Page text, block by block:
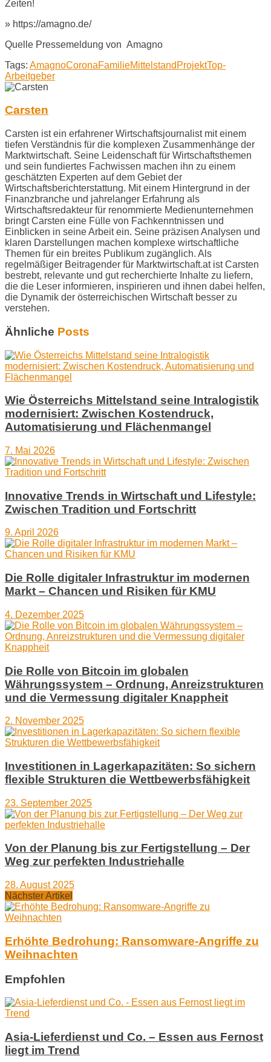
Zeiten!
» https://amagno.de/
Quelle Pressemeldung von Amagno
Tags: AmagnoCoronaFamilieMittelstand ProjektTop-
Arbeitgeber
Carsten
Carsten ist ein erfahrener Wirtschaftsjournalist mit einem
tiefen Verständnis für die komplexen Zusammenhänge der
Marktwirtschaft. Seine Leidenschaft für Wirtschaftsthemen
und sein fundiertes Fachwissen machen ihn zu einem
geschätzten Experten auf dem Gebiet der
Wirtschaftsberichterstattung. Mit einem Hintergrund in der
Finanzbranche und jahrelanger Erfahrung als
Wirtschaftsredakteur für renommierte Medienunternehmen
bringt Carsten eine Fülle von Fachkenntnissen und
Einblicken in seine Arbeit ein. Seine präzisen Analysen und
klaren Darstellungen machen komplexe wirtschaftliche
Themen für ein breites Publikum zugänglich. Als
regelmäßiger Beitragender für Marktwirtschaft.at ist Carsten
bestrebt, relevante und gut recherchierte Inhalte zu liefern,
die die Leser informieren, inspirieren und ihnen dabei helfen,
die Dynamik der österreichischen Wirtschaft besser zu
verstehen.
Ähnliche Posts
Wie Österreichs Mittelstand seine Intralogistik
modernisiert: Zwischen Kostendruck,
Automatisierung und Flächenmangel
7. Mai 2026
Innovative Trends in Wirtschaft und Lifestyle:
Zwischen Tradition und Fortschritt
9. April 2026
Die Rolle digitaler Infrastruktur im modernen
Markt – Chancen und Risiken für KMU
4. Dezember 2025
Die Rolle von Bitcoin im globalen
Währungssystem – Ordnung, Anreizstrukturen
und die Vermessung digitaler Knappheit
2. November 2025
Investitionen in Lagerkapazitäten: So sichern
flexible Strukturen die Wettbewerbsfähigkeit
23. September 2025
Von der Planung bis zur Fertigstellung – Der
Weg zur perfekten Industriehalle
28. August 2025
Nächster Artikel
Erhöhte Bedrohung: Ransomware-Angriffe zu
Weihnachten
Empfohlen
Asia-Lieferdienst und Co. – Essen aus Fernost
liegt im Trend